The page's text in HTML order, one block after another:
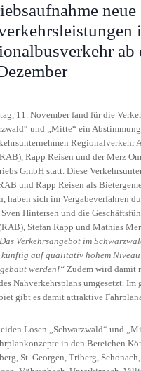
neue
ab
11. November fand für die
und „Mitte“ ein
Regionalverkehr
Rapp Reisen und der Merz
GmbH statt. Diese
und Rapp Reisen als
haben sich im Vergabeverfahren
Hinterseh und die
Stefan Rapp und Mathias
Verkehrsangebot im
künftig auf qualitativ hohem
werden!“ Zudem wird damit
Nahverkehrsplans umgesetzt. Im
gibt es damit attraktive
Losen „Schwarzwald“ und
in den Bereichen
St. Georgen, Triberg,